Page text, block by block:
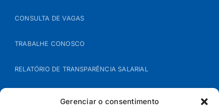
Gerenciar o consentimento
CONSULTA DE VAGAS
TRABALHE CONOSCO
RELATÓRIO DE TRANSPARÊNCIA SALARIAL